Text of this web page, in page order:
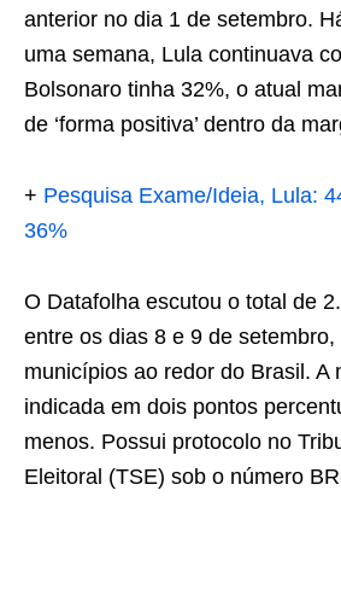
anterior no dia 1 de setembro.
uma semana, Lula continuava
Bolsonaro tinha 32%, o atual
de ‘forma positiva’ dentro da
+ Pesquisa Exame/Ideia, Lula:
36%
O Datafolha escutou o total de
entre os dias 8 e 9 de setembro,
municípios ao redor do Brasil. A
indicada em dois pontos
menos. Possui protocolo no
Eleitoral (TSE) sob o número